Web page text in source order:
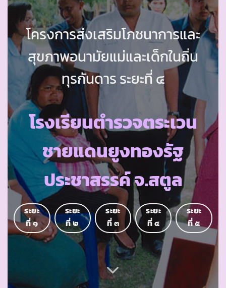
โครงการส่งเสริมโภชนาการและ
สุขภาพอนามัยแม่และเด็กในถิ่น
ทุรกันดาร ระยะที่ ๔
โรงเรียนตำรวจตระเวน
ชายแดนยูงทองรัฐ
ประชาสรรค์ จ.สตูล
ระยะ
ที่ ๑
ระยะ
ที่ ๒
ระยะ
ที่ ๓
ระยะ
ที่ ๔
ระยะ
ที่ ๕